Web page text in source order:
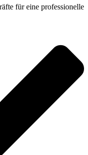
für eine professionelle